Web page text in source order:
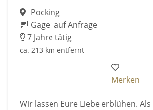
Pocking
Gage: auf Anfrage
7 Jahre tätig
ca. 213 km entfernt
Merken
Wir lassen Eure Liebe erblühen. Als